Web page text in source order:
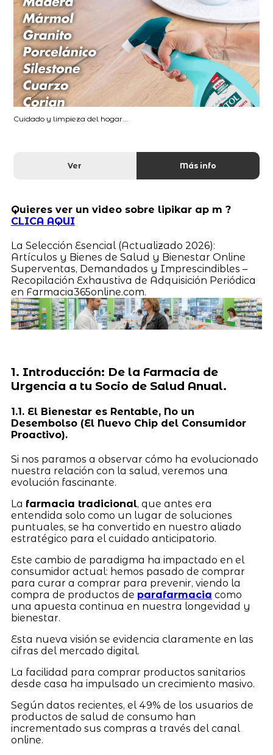
Cuidado y limpieza del hogar...
Ver Más info
Quieres ver un video sobre lipikar ap m ?
CLICA AQUI
La Selección Esencial (Actualizado 2026):
Artículos y Bienes de Salud y Bienestar Online
Superventas, Demandados y Imprescindibles –
Recopilación Exhaustiva de Adquisición Periódica
en Farmacia365online.com.
1. Introducción: De la Farmacia de
Urgencia a tu Socio de Salud Anual.
1.1. El Bienestar es Rentable, No un
Desembolso (El Nuevo Chip del Consumidor
Proactivo).
Si nos paramos a observar cómo ha evolucionado
nuestra relación con la salud, veremos una
evolución fascinante.
La farmacia tradicional, que antes era
entendida solo como un lugar de soluciones
puntuales, se ha convertido en nuestro aliado
estratégico para el cuidado anticipatorio.
Este cambio de paradigma ha impactado en el
consumidor actual: hemos pasado de comprar
para curar a comprar para prevenir, viendo la
compra de productos de parafarmacia como
una apuesta continua en nuestra longevidad y
bienestar.
Esta nueva visión se evidencia claramente en las
cifras del mercado digital.
La facilidad para comprar productos sanitarios
desde casa ha impulsado un crecimiento masivo.
Según datos recientes, el 49% de los usuarios de
productos de salud de consumo han
incrementado sus compras a través del canal
online.